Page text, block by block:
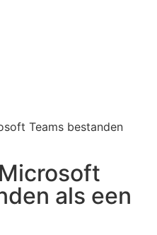
Teams bestanden
als een